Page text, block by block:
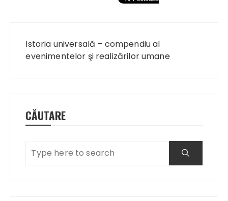
articole
Istoria universală – compendiu al
evenimentelor şi realizărilor umane
CĂUTARE